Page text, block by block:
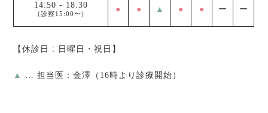
14:50 - 18:30
(診察15:00〜) ● ● ▲ ● ● ー ー
【休診日 : 日曜日・祝日】
▲ … 担当医：金澤（16時より診療開始）